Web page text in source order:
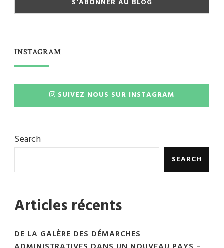
INSTAGRAM
SUIVEZ NOUS SUR INSTAGRAM
Search
SEARCH
Articles récents
DE LA GALÈRE DES DÉMARCHES